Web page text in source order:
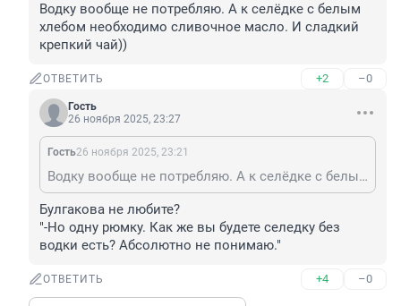
Водку вообще не потребляю. А к селёдке с белым
хлебом необходимо сливочное масло. И сладкий
крепкий чай))
ОТВЕТИТЬ +2 –0
Гость
26 ноября 2025, 23:27
Гость26 ноября 2025, 23:21
Водку вообще не потребляю. А к селёдке с белым хлебом необходимо сливочное масло. И сладкий крепкий чай))
Булгакова не любите?
"-Но одну рюмку. Как же вы будете селедку без
водки есть? Абсолютно не понимаю."
ОТВЕТИТЬ +4 –0